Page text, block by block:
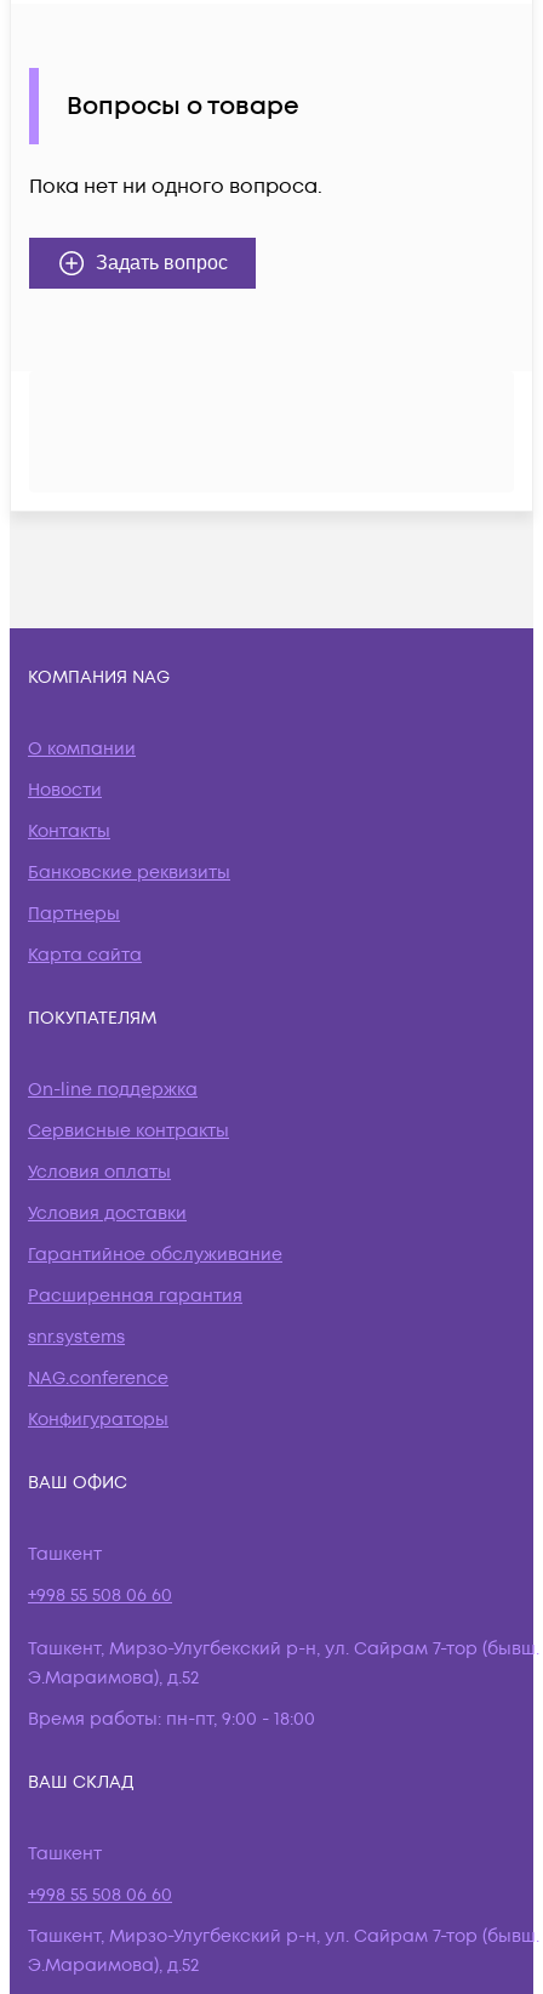
Вопросы о товаре
Пока нет ни одного вопроса.
Задать вопрос
КОМПАНИЯ NAG
О компании
Новости
Контакты
Банковские реквизиты
Партнеры
Карта сайта
ПОКУПАТЕЛЯМ
On-line поддержка
Сервисные контракты
Условия оплаты
Условия доставки
Гарантийное обслуживание
Расширенная гарантия
snr.systems
NAG.conference
Конфигураторы
ВАШ ОФИС
Ташкент
+998 55 508 06 60
Ташкент, Мирзо-Улугбекский р-н, ул. Сайрам 7-тор (бывш.
Э.Мараимова), д.52
Время работы: пн-пт, 9:00 - 18:00
ВАШ СКЛАД
Ташкент
+998 55 508 06 60
Ташкент, Мирзо-Улугбекский р-н, ул. Сайрам 7-тор (бывш.
Э.Мараимова), д.52